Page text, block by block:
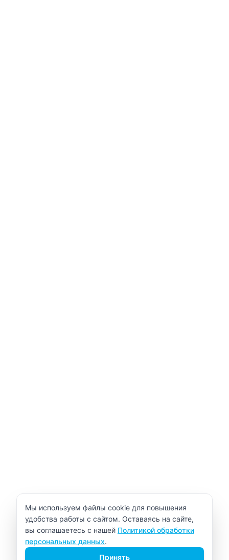
Уведомление об использовании cookie
Мы используем файлы cookie для повышения
удобства работы с сайтом. Оставаясь на сайте,
вы соглашаетесь с нашей Политикой обработки
персональных данных.
Принять